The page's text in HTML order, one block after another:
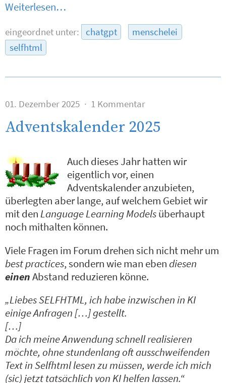
Weiterlesen…
eingeordnet unter: chatgpt
menschelei
selfhtml
01. Dezember 2025 1 Kommentar
Adventskalender 2025
Auch dieses Jahr hatten wir
eigentlich vor, einen
Adventskalender anzubieten,
überlegten aber lange, auf welchem Gebiet wir
mit denLanguage Learning Modelsüberhaupt
noch mithalten können.
Viele Fragen im Forum drehen sich nicht mehr um
best practices, sondern wie man ebendiesen
einenAbstand reduzieren könne.
„Liebes SELFHTML, ich habe inzwischen in KI
einige Anfragen […] gestellt.
[…]
Da ich meine Anwendung schnell realisieren
möchte, ohne stundenlang oft ausschweifenden
Text in Selfhtml lesen zu müssen, werde ich mich
(sic) jetzt tatsächlich von KI helfen lassen.“